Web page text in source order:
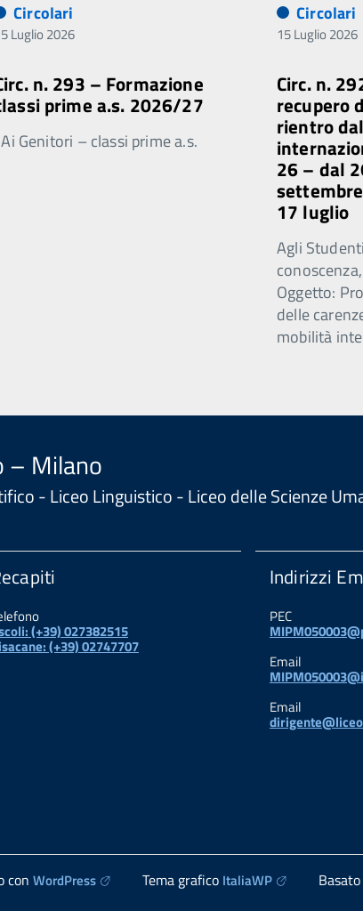
Circolari
Luglio 2026
n. 293 – Formazione
prime a.s. 2026/27
Ai Genitori – classi prime a.s.
Circolari
15 Luglio 2026
Circ. n.
recupero
rientro
26 – dal
17 luglio
Agli
Oggetto:
delle
mobilità
– Milano
- Liceo Linguistico - Liceo delle Scienze
(+39) 027382515
(+39) 02747707
Indirizzi
PEC
Email
Email
con WordPress Tema grafico ItaliaWP